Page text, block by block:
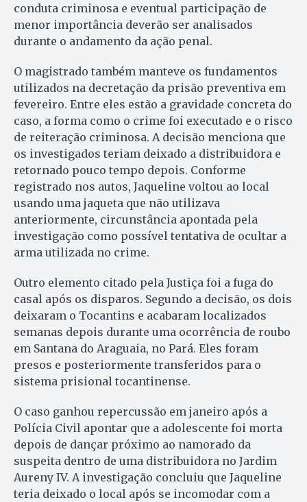
conduta criminosa e eventual participação de
menor importância deverão ser analisados
durante o andamento da ação penal.
O magistrado também manteve os fundamentos
utilizados na decretação da prisão preventiva em
fevereiro. Entre eles estão a gravidade concreta do
caso, a forma como o crime foi executado e o risco
de reiteração criminosa. A decisão menciona que
os investigados teriam deixado a distribuidora e
retornado pouco tempo depois. Conforme
registrado nos autos, Jaqueline voltou ao local
usando uma jaqueta que não utilizava
anteriormente, circunstância apontada pela
investigação como possível tentativa de ocultar a
arma utilizada no crime.
Outro elemento citado pela Justiça foi a fuga do
casal após os disparos. Segundo a decisão, os dois
deixaram o Tocantins e acabaram localizados
semanas depois durante uma ocorrência de roubo
em Santana do Araguaia, no Pará. Eles foram
presos e posteriormente transferidos para o
sistema prisional tocantinense.
O caso ganhou repercussão em janeiro após a
Polícia Civil apontar que a adolescente foi morta
depois de dançar próximo ao namorado da
suspeita dentro de uma distribuidora no Jardim
Aureny IV. A investigação concluiu que Jaqueline
teria deixado o local após se incomodar com a